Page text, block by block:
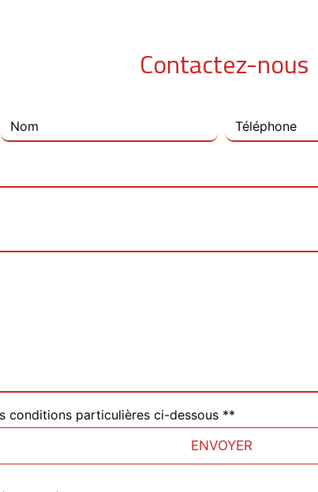
Contactez-nous
conditions particulières ci-dessous **
ENVOYER